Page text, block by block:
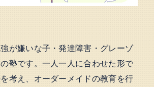
が嫌いな子・発達障害・グレーゾ
塾です。一人一人に合わせた形で
考え、オーダーメイドの教育を行